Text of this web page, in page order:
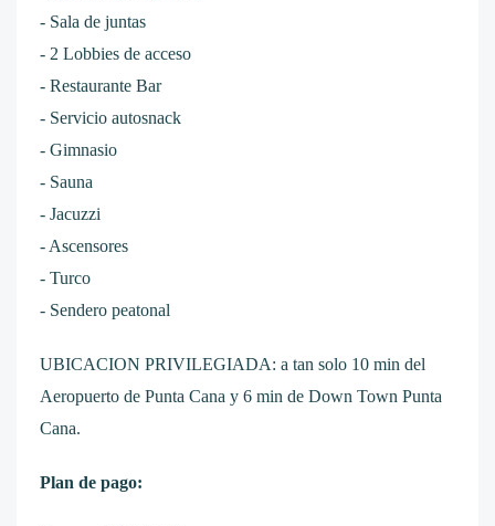
- Sala de juntas
- 2 Lobbies de acceso
- Restaurante Bar
- Servicio autosnack
- Gimnasio
- Sauna
- Jacuzzi
- Ascensores
- Turco
- Sendero peatonal
UBICACION PRIVILEGIADA: a tan solo 10 min del
Aeropuerto de Punta Cana y 6 min de Down Town Punta
Cana.
Plan de pago: